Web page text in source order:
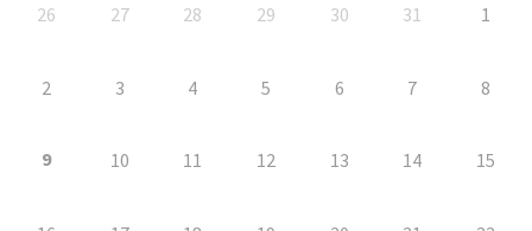
26 27 28 29 30 31 1
2 3 4 5 6 7 8
9 10 11 12 13 14 15